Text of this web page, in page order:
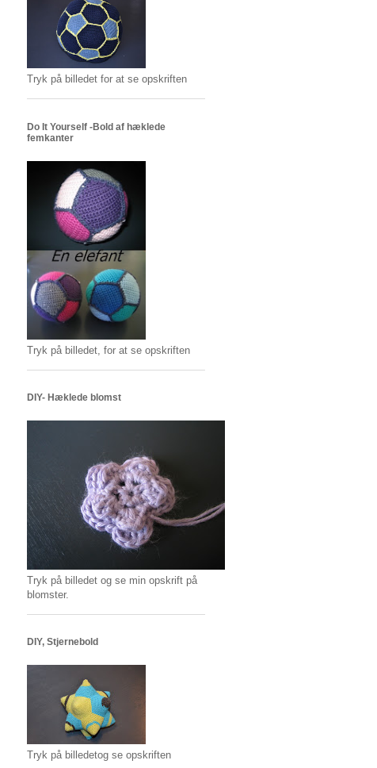
Tryk på billedet for at se opskriften
Do It Yourself -Bold af hæklede
femkanter
Tryk på billedet, for at se opskriften
DIY- Hæklede blomst
Tryk på billedet og se min opskrift på
blomster.
DIY, Stjernebold
Tryk på billedetog se opskriften